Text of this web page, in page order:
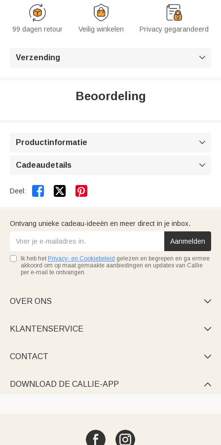
99 dagen retour Veilig winkelen Privacy gegarandeerd
Verzending 
Beoordeling
Productinformatie 
Cadeaudetails 
Deel:  
Ontvang unieke cadeau-ideeën en meer direct in je inbox.
Aanmelden
Ik heb het Privacy- en Cookiebeleid gelezen en begrepen en ga ermee
akkoord om op maat gemaakte aanbiedingen en updates van Callie
per e-mail te ontvangen.
OVER ONS 
KLANTENSERVICE 
CONTACT 
DOWNLOAD DE CALLIE-APP 